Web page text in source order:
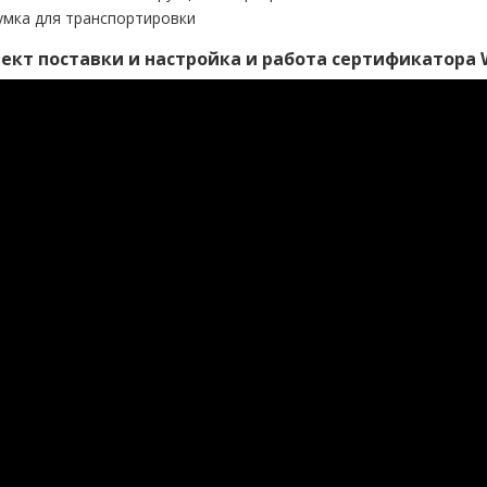
для транспортировки
поставки и настройка и работа сертификатора